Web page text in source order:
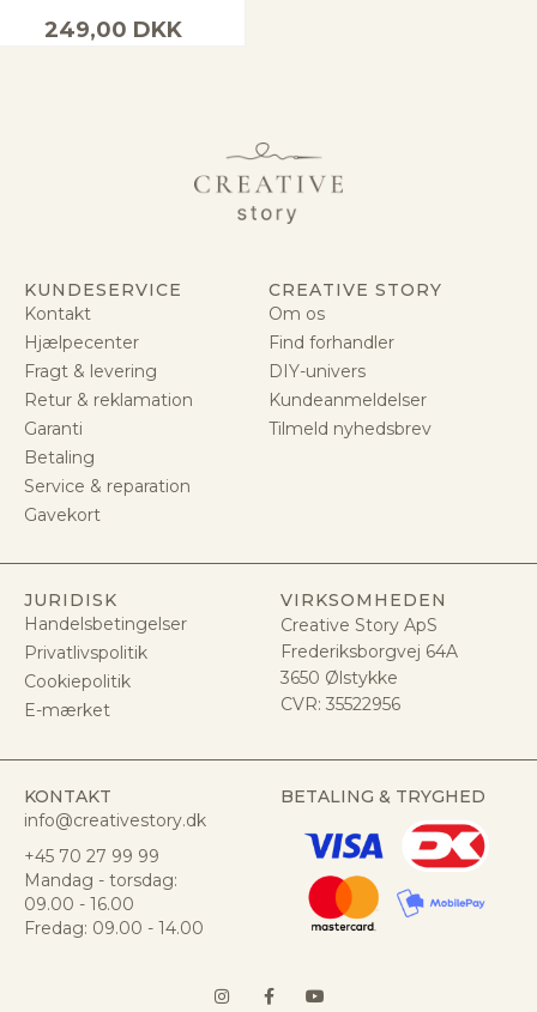
249,00 DKK
KUNDESERVICE
Kontakt
Hjælpecenter
Fragt & levering
Retur & reklamation
Garanti
Betaling
Service & reparation
Gavekort
CREATIVE STORY
Om os
Find forhandler
DIY-univers
Kundeanmeldelser
Tilmeld nyhedsbrev
JURIDISK
Handelsbetingelser
Privatlivspolitik
Cookiepolitik
E-mærket
VIRKSOMHEDEN
Creative Story ApS
Frederiksborgvej 64A
3650 Ølstykke
CVR: 35522956
KONTAKT
info@creativestory.dk
+45 70 27 99 99
Mandag - torsdag:
09.00 - 16.00
Fredag: 09.00 - 14.00
BETALING & TRYGHED